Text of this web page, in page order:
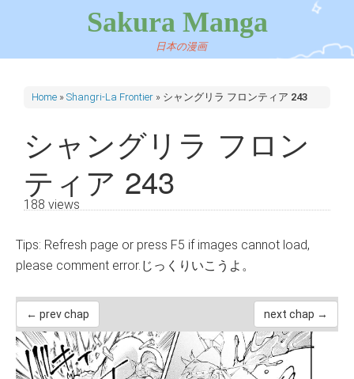
Sakura Manga
日本の漫画
Home » Shangri-La Frontier » シャングリラ フロンティア 243
シャングリラ フロン
ティア 243
188 views
Tips: Refresh page or press F5 if images cannot load,
please comment error.じっくりいこうよ。
← prev chap next chap →